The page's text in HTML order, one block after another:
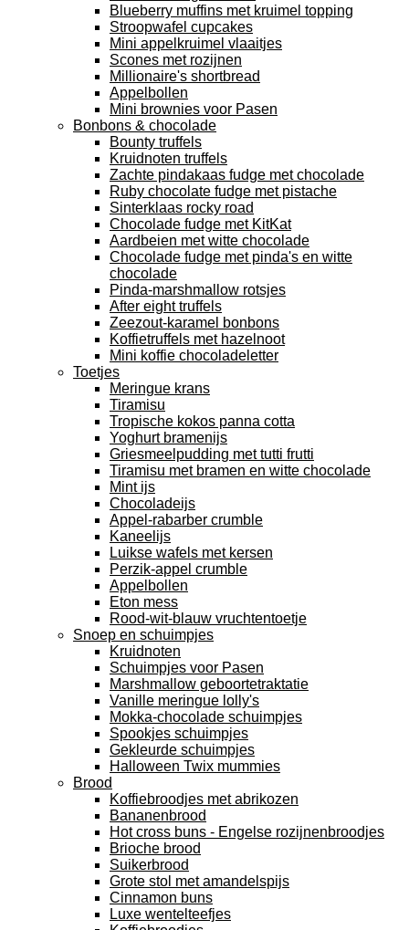
Blueberry muffins met kruimel topping
Stroopwafel cupcakes
Mini appelkruimel vlaaitjes
Scones met rozijnen
Millionaire's shortbread
Appelbollen
Mini brownies voor Pasen
Bonbons & chocolade
Bounty truffels
Kruidnoten truffels
Zachte pindakaas fudge met chocolade
Ruby chocolate fudge met pistache
Sinterklaas rocky road
Chocolade fudge met KitKat
Aardbeien met witte chocolade
Chocolade fudge met pinda's en witte
chocolade
Pinda-marshmallow rotsjes
After eight truffels
Zeezout-karamel bonbons
Koffietruffels met hazelnoot
Mini koffie chocoladeletter
Toetjes
Meringue krans
Tiramisu
Tropische kokos panna cotta
Yoghurt bramenijs
Griesmeelpudding met tutti frutti
Tiramisu met bramen en witte chocolade
Mint ijs
Chocoladeijs
Appel-rabarber crumble
Kaneelijs
Luikse wafels met kersen
Perzik-appel crumble
Appelbollen
Eton mess
Rood-wit-blauw vruchtentoetje
Snoep en schuimpjes
Kruidnoten
Schuimpjes voor Pasen
Marshmallow geboortetraktatie
Vanille meringue lolly's
Mokka-chocolade schuimpjes
Spookjes schuimpjes
Gekleurde schuimpjes
Halloween Twix mummies
Brood
Koffiebroodjes met abrikozen
Bananenbrood
Hot cross buns - Engelse rozijnenbroodjes
Brioche brood
Suikerbrood
Grote stol met amandelspijs
Cinnamon buns
Luxe wentelteefjes